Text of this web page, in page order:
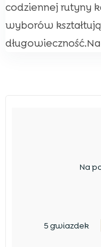
codziennej rutyny
wyborów
Na
5 gwiazdek